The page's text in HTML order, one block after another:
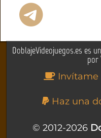
DoblajeVideojuegos.es es
por
Invítame
Haz una
© 2012-2026